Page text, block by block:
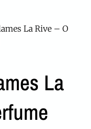
La Rive – O
La